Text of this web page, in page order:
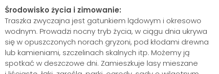
Środowisko życia i zimowanie:
Traszka zwyczajna jest gatunkiem lądowym i okresowo
wodnym. Prowadzi nocny tryb życia, w ciągu dnia ukrywa
się w opuszczonych norach gryzoni, pod kłodami drewna
lub kamieniami, szczelinach skalnych itp. Możemy ją
spotkać w deszczowe dni. Zamieszkuje lasy mieszane